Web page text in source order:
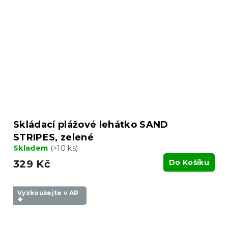
Skládací plážové lehátko SAND
STRIPES, zelené
Skladem (>10 ks)
329 Kč Do Košíku
Vyzkoušejte v AR
❖